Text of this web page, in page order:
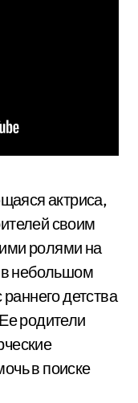
актриса,
своим
ролями на
в небольшом
детства
родители
в поиске